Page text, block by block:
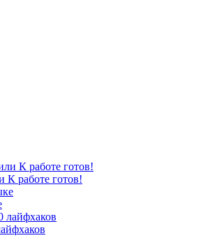
К работе готов!